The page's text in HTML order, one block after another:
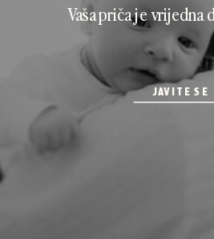
JAVITE SE
Vaša priča je vrijedna